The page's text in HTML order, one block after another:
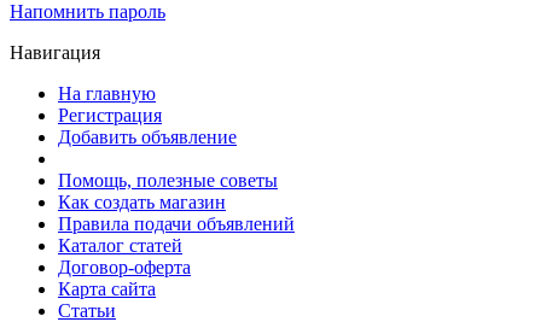
Напомнить пароль
Навигация
На главную
Регистрация
Добавить объявление
Помощь, полезные советы
Как создать магазин
Правила подачи объявлений
Каталог статей
Договор-оферта
Карта сайта
Статьи